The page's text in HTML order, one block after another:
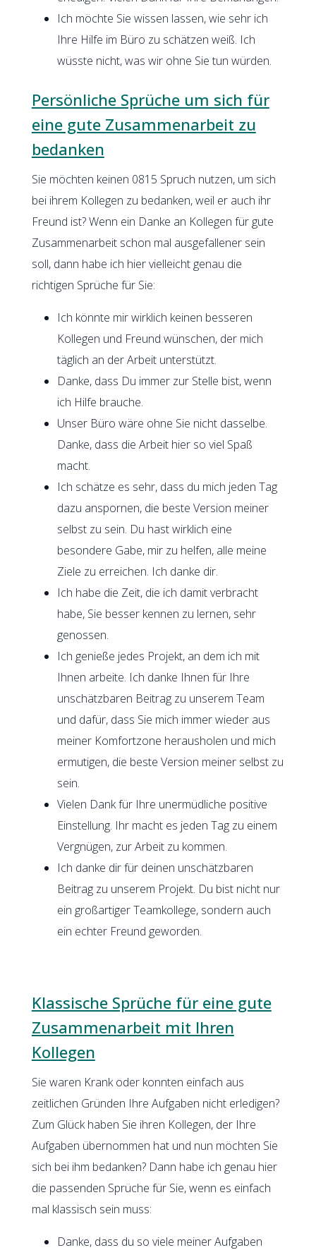
Ich möchte Sie wissen lassen, wie sehr ich
Ihre Hilfe im Büro zu schätzen weiß. Ich
wüsste nicht, was wir ohne Sie tun würden.
Persönliche Sprüche um sich für
eine gute Zusammenarbeit zu
bedanken
Sie möchten keinen 0815 Spruch nutzen, um sich
bei ihrem Kollegen zu bedanken, weil er auch ihr
Freund ist? Wenn ein Danke an Kollegen für gute
Zusammenarbeit schon mal ausgefallener sein
soll, dann habe ich hier vielleicht genau die
richtigen Sprüche für Sie:
Ich könnte mir wirklich keinen besseren
Kollegen und Freund wünschen, der mich
täglich an der Arbeit unterstützt.
Danke, dass Du immer zur Stelle bist, wenn
ich Hilfe brauche.
Unser Büro wäre ohne Sie nicht dasselbe.
Danke, dass die Arbeit hier so viel Spaß
macht.
Ich schätze es sehr, dass du mich jeden Tag
dazu anspornen, die beste Version meiner
selbst zu sein. Du hast wirklich eine
besondere Gabe, mir zu helfen, alle meine
Ziele zu erreichen. Ich danke dir.
Ich habe die Zeit, die ich damit verbracht
habe, Sie besser kennen zu lernen, sehr
genossen.
Ich genieße jedes Projekt, an dem ich mit
Ihnen arbeite. Ich danke Ihnen für Ihre
unschätzbaren Beitrag zu unserem Team
und dafür, dass Sie mich immer wieder aus
meiner Komfortzone herausholen und mich
ermutigen, die beste Version meiner selbst zu
sein.
Vielen Dank für Ihre unermüdliche positive
Einstellung. Ihr macht es jeden Tag zu einem
Vergnügen, zur Arbeit zu kommen.
Ich danke dir für deinen unschätzbaren
Beitrag zu unserem Projekt. Du bist nicht nur
ein großartiger Teamkollege, sondern auch
ein echter Freund geworden.
Klassische Sprüche für eine gute
Zusammenarbeit mit Ihren
Kollegen
Sie waren Krank oder konnten einfach aus
zeitlichen Gründen Ihre Aufgaben nicht erledigen?
Zum Glück haben Sie ihren Kollegen, der Ihre
Aufgaben übernommen hat und nun möchten Sie
sich bei ihm bedanken? Dann habe ich genau hier
die passenden Sprüche für Sie, wenn es einfach
mal klassisch sein muss:
Danke, dass du so viele meiner Aufgaben